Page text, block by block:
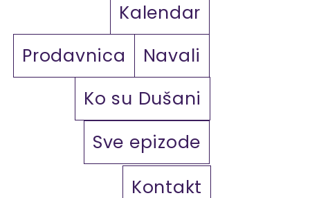
Kalendar
Prodavnica
Navali
Ko su Dušani
Sve epizode
Kontakt